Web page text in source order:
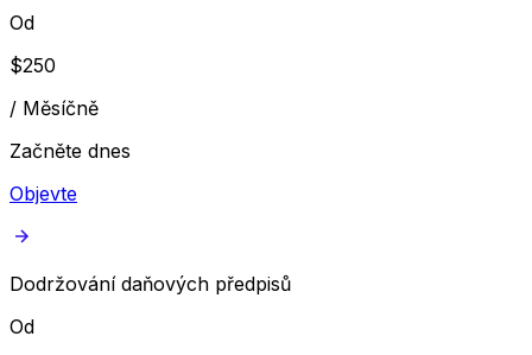
Od
$250
/ Měsíčně
Začněte dnes
Objevte
Dodržování daňových předpisů
Od